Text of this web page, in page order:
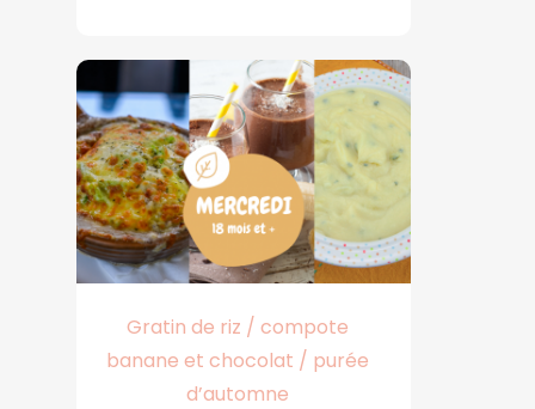
Gratin de riz / compote
banane et chocolat / purée
d’automne